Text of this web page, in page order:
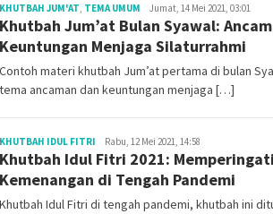
KHUTBAH JUM'AT, TEMA UMUM Redaksi
Jumat, 14 Mei 2021, 03:01
Khutbah Jum’at Bulan Syawal:
Keuntungan Menjaga Silaturrahmi
Contoh materi khutbah Jum’at pertama di bulan
tema ancaman dan keuntungan menjaga […]
KHUTBAH IDUL FITRI Redaksi
Rabu, 12 Mei 2021, 14:58
Khutbah Idul Fitri 2021:
Kemenangan di Tengah Pandemi
Khutbah Idul Fitri di tengah pandemi, khutbah ini